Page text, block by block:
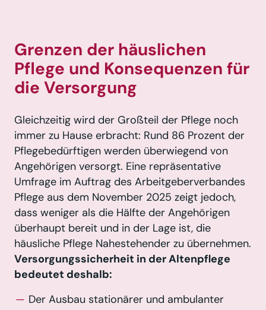
Grenzen der häuslichen
Pflege und Konsequenzen für
die Versorgung
Gleichzeitig wird der Großteil der Pflege noch
immer zu Hause erbracht: Rund 86 Prozent der
Pflegebedürftigen werden überwiegend von
Angehörigen versorgt. Eine repräsentative
Umfrage im Auftrag des Arbeitgeberverbandes
Pflege aus dem November 2025 zeigt jedoch,
dass weniger als die Hälfte der Angehörigen
überhaupt bereit und in der Lage ist, die
häusliche Pflege Nahestehender zu übernehmen.
Versorgungssicherheit in der Altenpflege
bedeutet deshalb:
Der Ausbau stationärer und ambulanter